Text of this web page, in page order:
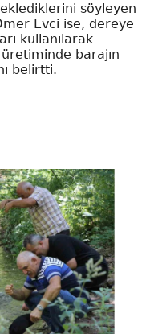
söyleyen
Evci ise, dereye
kullanılarak
barajın
belirtti.